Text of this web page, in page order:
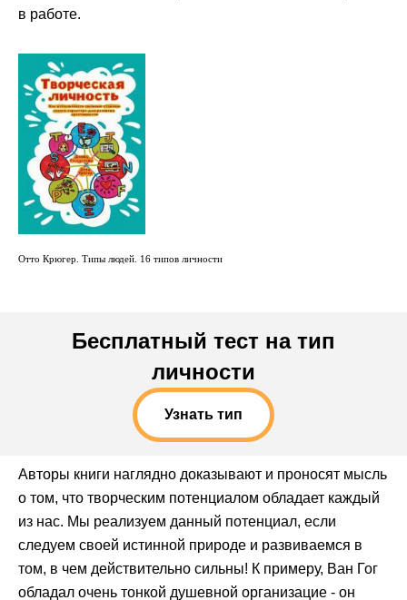
в работе.
Отто Крюгер. Типы людей. 16 типов личности
Бесплатный тест на тип
личности
Узнать тип
Авторы книги наглядно доказывают и проносят мысль
о том, что творческим потенциалом обладает каждый
из нас. Мы реализуем данный потенциал, если
следуем своей истинной природе и развиваемся в
том, в чем действительно сильны! К примеру, Ван Гог
обладал очень тонкой душевной организацие - он